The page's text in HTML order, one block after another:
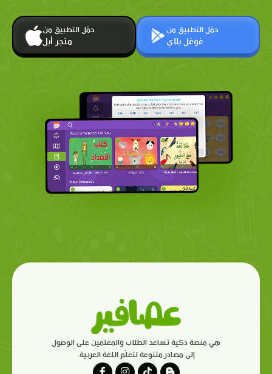
حمّل التطبيق من
متجر أبل
حمّل التطبيق من
غوغل بلاي
هي منصة ذكية تساعد الطلاب والمعلمين على الوصول
إلى مصادر متنوعة لتعلّم اللغة العربية.